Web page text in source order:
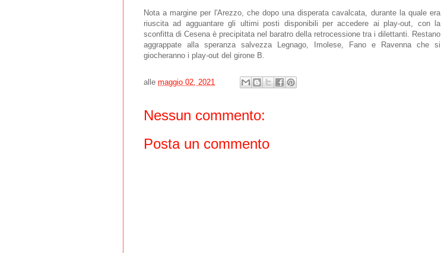
Nota a margine per l'Arezzo, che dopo una disperata cavalcata, durante la quale era
riuscita ad agguantare gli ultimi posti disponibili per accedere ai play-out, con la
sconfitta di Cesena è precipitata nel baratro della retrocessione tra i dilettanti. Restano
aggrappate alla speranza salvezza Legnago, Imolese, Fano e Ravenna che si
giocheranno i play-out del girone B.
alle maggio 02, 2021
Nessun commento:
Posta un commento